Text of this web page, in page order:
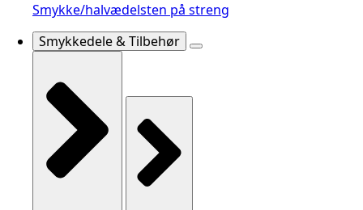
Smykke/halvædelsten på streng
Smykkedele & Tilbehør